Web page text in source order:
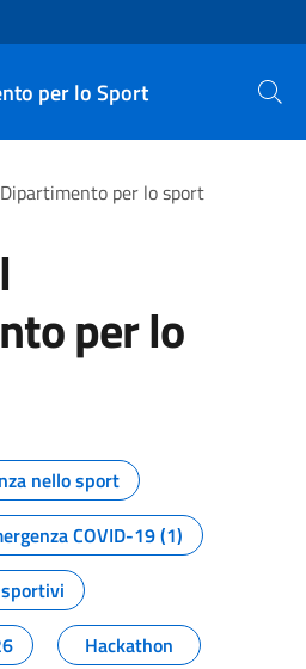
per lo Sport Cerca
per lo sport
per lo
della pagina
nello sport
COVID-19 (1)
Hackathon